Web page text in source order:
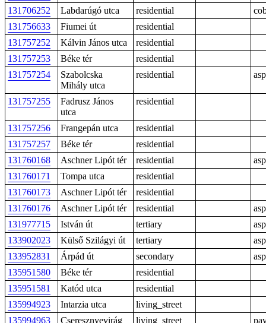
131706252
Labdarúgó utca residential
131756633
Fiumei út
residential
131757252
Kálvin János utca
residential
131757253
Béke tér
residential
131757254
Szabolcska
Mihály utca
residential
131757255
Fadrusz János
utca
residential
131757256 Frangepán utca
residential
131757257
Béke tér
residential
131760168
Aschner Lipót tér residential
131760171
Tompa utca
residential
131760173
Aschner Lipót tér
residential
131760176
Aschner Lipót tér residential
131977715
István út tertiary
133902023
Külső Szilágyi út tertiary
133952831
Árpád út secondary
135951580
Béke tér
residential
135951581
Katód utca
residential
135994923
Intarzia utca
living_street
135994963
Cseresznyevirág living_street